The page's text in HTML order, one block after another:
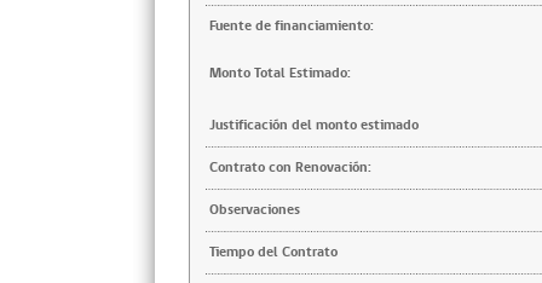
Fuente de financiamiento:
Monto Total Estimado:
Justificación del monto estimado
Contrato con Renovación:
Observaciones
Tiempo del Contrato